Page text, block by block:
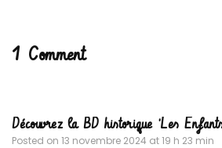
1 Comment
Découvrez la BD historique 'Les
Posted on 13 novembre 2024 at 19 h 23 min